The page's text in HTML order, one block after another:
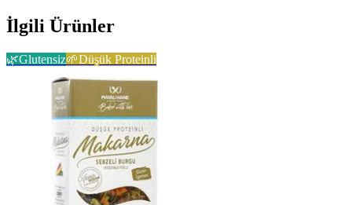
İlgili Ürünler
🌿Glutensiz🌱Düşük Proteinli